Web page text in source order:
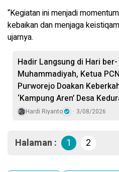
“Kegiatan ini menjadi
kebaikan dan menjaga
ujarnya.
Hadir Langsung di Hari ber-
Muhammadiyah, Ketua
Purworejo Doakan
‘Kampung Aren’ Desa
Hardi Riyanto 3/08/2026
Halaman : 1 2